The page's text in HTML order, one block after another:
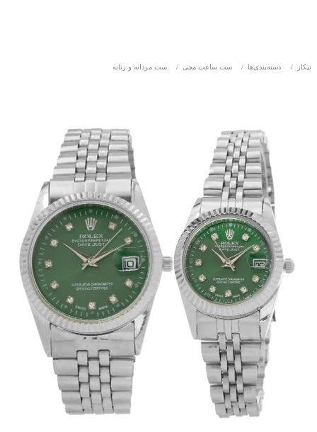
نیکاز / دسته‌بندی‌ها / ست ساعت مچی / ست مردانه و زنانه